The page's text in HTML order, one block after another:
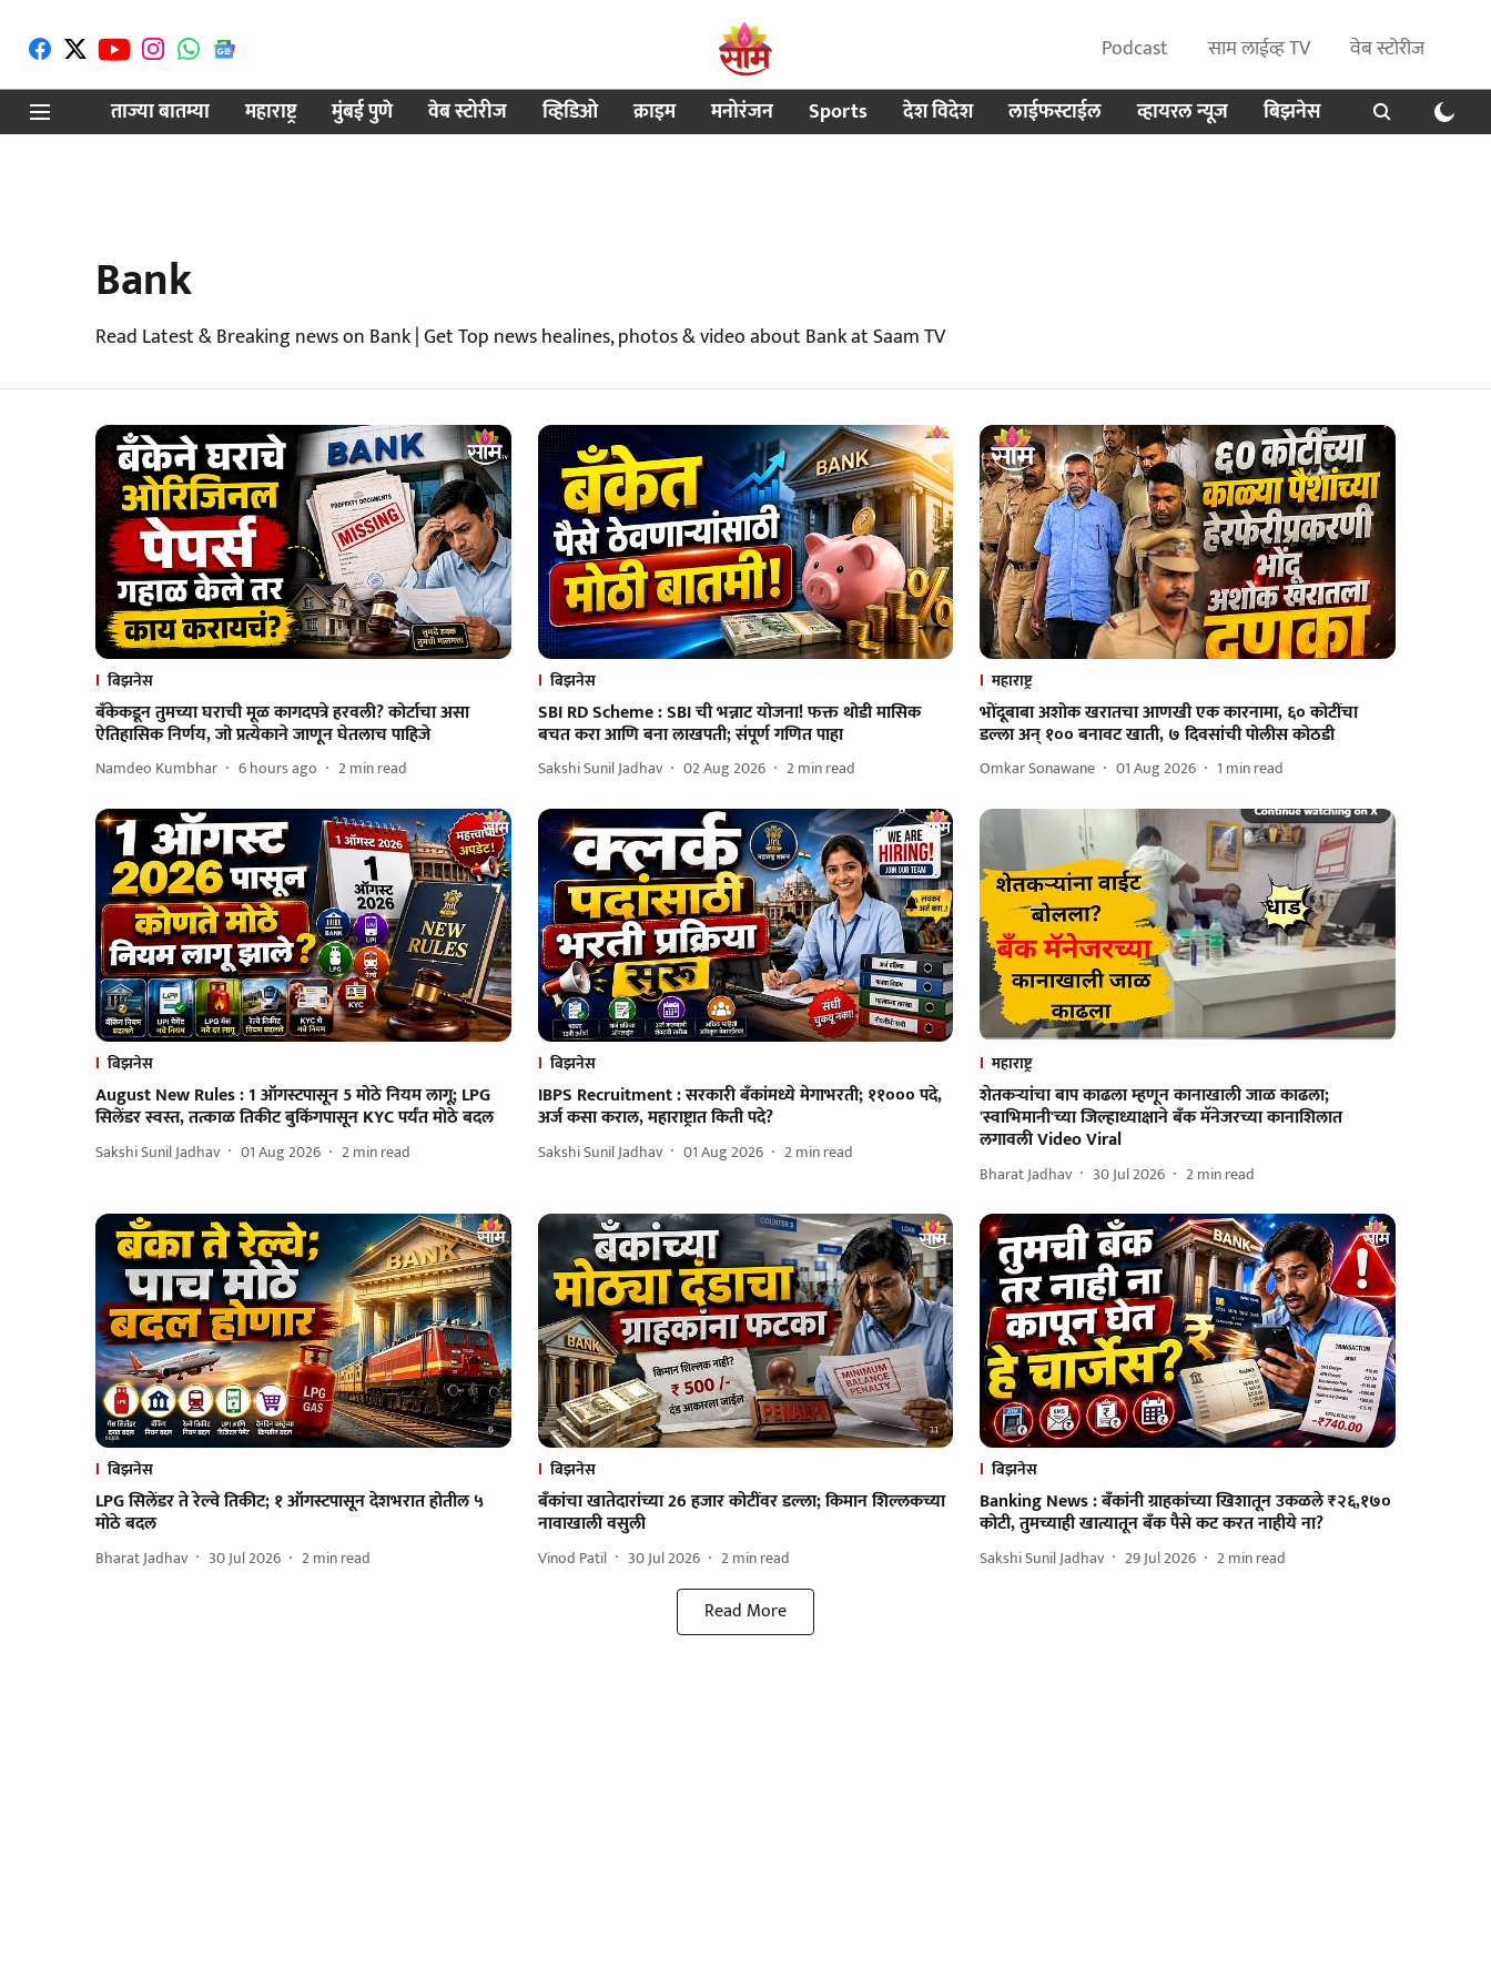
Podcast साम लाईव्ह TV
वेब स्टोरीज
ताज्या बातम्या
महाराष्ट्र मुंबई पुणे वेब स्टोरीज व्हिडिओ क्राइम मनोरंजन Sports देश विदेश लाईफस्टाईल व्हायरल न्यूज बिझनेस
Bank
Read Latest & Breaking news on Bank | Get Top news healines, photos & video about Bank at Saam TV
बिझनेस
बँकेकडून तुमच्या घराची मूळ कागदपत्रे हरवली? कोर्टाचा असा
ऐतिहासिक निर्णय, जो प्रत्येकाने जाणून घेतलाच पाहिजे
Namdeo Kumbhar 6 hours ago 2min read
बिझनेस
SBI RD Scheme : SBI ची भन्नाट योजना! फक्त थोडी मासिक
बचत करा आणि बना लाखपती; संपूर्ण गणित पाहा
Sakshi Sunil Jadhav 02 Aug 2026 2min read
महाराष्ट्र
भोंदूबाबा अशोक खरातचा आणखी एक कारनामा, ६० कोटींचा
डल्ला अन् १०० बनावट खाती, ७ दिवसांची पोलीस कोठडी
Omkar Sonawane 01 Aug 2026 1 min read
बिझनेस
August New Rules : 1 ऑगस्टपासून 5 मोठे नियम लागू; LPG
सिलेंडर स्वस्त, तत्काळ तिकीट बुकिंगपासून KYC पर्यंत मोठे बदल
Sakshi Sunil Jadhav 01 Aug 2026 2min read
बिझनेस
IBPS Recruitment : सरकारी बँकांमध्ये मेगाभरती; ११००० पदे,
अर्ज कसा कराल, महाराष्ट्रात किती पदे?
Sakshi Sunil Jadhav 01 Aug 2026 2min read
महाराष्ट्र
शेतकऱ्यांचा बाप काढला म्हणून कानाखाली जाळ काढला;
'स्वाभिमानी'च्या जिल्हाध्याक्षाने बँक मॅनेजरच्या कानाशिलात
लगावली Video Viral
Bharat Jadhav 30 Jul 2026 2min read
बिझनेस
LPG सिलेंडर ते रेल्वे तिकीट; १ ऑगस्टपासून देशभरात होतील ५
मोठे बदल
Bharat Jadhav 30 Jul 2026 2min read
बिझनेस
बँकांचा खातेदारांच्या 26 हजार कोटींवर डल्ला; किमान शिल्लकच्या
नावाखाली वसुली
Vinod Patil 30 Jul 2026 2min read
बिझनेस
Banking News : बँकांनी ग्राहकांच्या खिशातून उकळले ₹२६,१७०
कोटी, तुमच्याही खात्यातून बँक पैसे कट करत नाहीये ना?
Sakshi Sunil Jadhav 29 Jul 2026 2min read
Read More